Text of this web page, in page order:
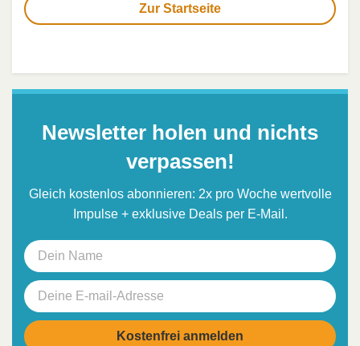
Zur Startseite
Newsletter holen und nichts
verpassen!
Gleich kostenlos abonnieren: 2x pro Woche wertvolle
Impulse + exklusive Deals per E-Mail.